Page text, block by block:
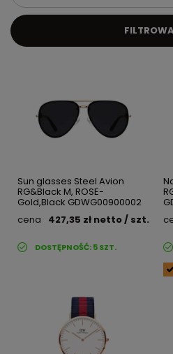
Sun glasses Steel Avion
RG&Black M, ROSE-
Gold,Black GDWG00900002
cena
427,35 zł netto/ szt.
DOSTĘPNOŚĆ:5SZT.